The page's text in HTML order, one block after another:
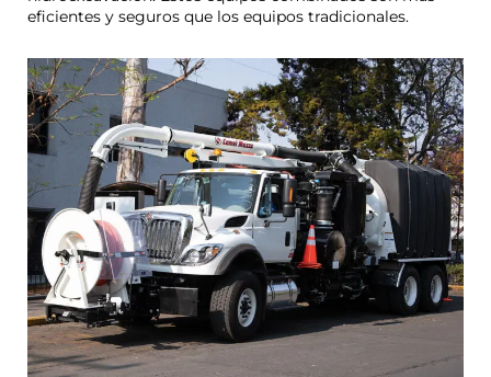
eficientes y seguros que los equipos tradicionales.